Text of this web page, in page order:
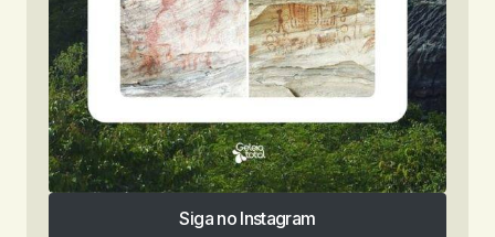
Siga no Instagram